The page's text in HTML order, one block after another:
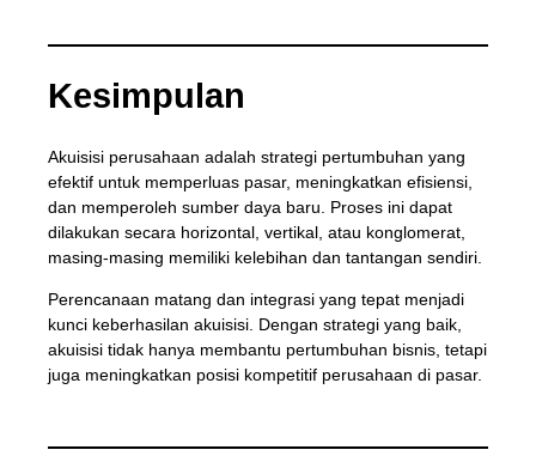
Kesimpulan
Akuisisi perusahaan adalah strategi pertumbuhan yang
efektif untuk memperluas pasar, meningkatkan efisiensi,
dan memperoleh sumber daya baru. Proses ini dapat
dilakukan secara horizontal, vertikal, atau konglomerat,
masing-masing memiliki kelebihan dan tantangan sendiri.
Perencanaan matang dan integrasi yang tepat menjadi
kunci keberhasilan akuisisi. Dengan strategi yang baik,
akuisisi tidak hanya membantu pertumbuhan bisnis, tetapi
juga meningkatkan posisi kompetitif perusahaan di pasar.